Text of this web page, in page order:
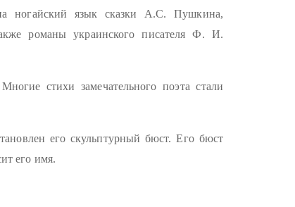
на ногайский язык сказки А.С. Пушкина,
романы украинского писателя Ф. И.
стихи замечательного поэта стали
его скульптурный бюст. Его бюст
его имя.